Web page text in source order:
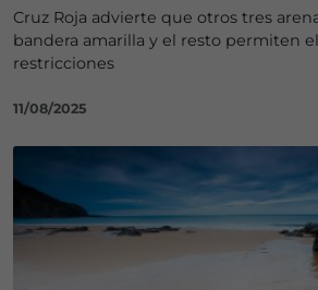
Cruz Roja advierte que otros tres
bandera amarilla y el resto permiten
restricciones
11/08/2025